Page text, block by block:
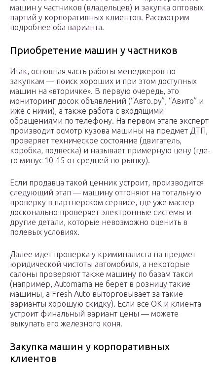
машин у частников (владельцев) и закупка оптовых
партий у корпоративных клиентов. Рассмотрим
подробнее оба варианта.
Приобретение машин у частников
Итак, основная часть работы менеджеров по
закупкам — поиск хороших и при этом доступных
машин на «вторичке». В первую очередь, это
мониторинг досок объявлений (“Авто.ру”, “Авито” и
иже с ними), а также работа с входящими
обращениями по телефону. На первом этапе эксперт
производит осмотр кузова машины на предмет ДТП,
проверяет техническое состояние (двигатель,
коробка, подвеска) и называет примерную цену (где-
то минус 10-15 от средней по рынку).
Если продавца такой ценник устроит, производится
следующий этап — машину отгоняют на тотальную
проверку в партнерском сервисе, где уже мастер
досконально проверяет электронные системы и
другие детали, которые невозможно оценить в
полевых условиях.
Далее идет проверка у криминалиста на предмет
юридической чистоты автомобиля, а некоторые
салоны проверяют также машину по базам такси
(например, Automama не берет в розницу такие
машины, а Fresh Auto выторговывает за такие
варианты хорошую скидку). Если все ОК и клиента
устроит финальный вариант цены — можете
выкупать его железного коня.
Закупка машин у корпоративных
клиентов